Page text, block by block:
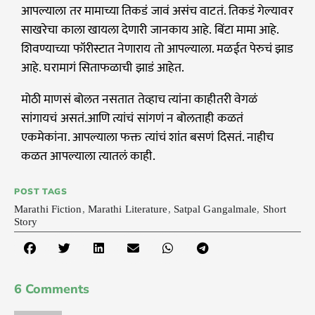
आपल्याला तर मामाच्या तिकडं जावं असंच वाटतं. तिकडं गेल्यावर
साखरेचा काला खायला देणारी जानकाय आहे. बिंटा मामा आहे.
शिवण्याच्या फॉरीस्टात नेणाराय तो आपल्याला. मळईत पेरुचं झाड
आहे. घरामागं सिताफळाची झाडं आहेत.
मोठी माणसं बोलत नसतात तेव्हाच त्यांना काहीतरी वेगळं
सांगायचं असतं.आणि त्यांचं सांगणं न बोलताही कळतं
एकमेकांना. आपल्याला फक्त त्यांचं शांत बसणं दिसतं. नाहीच
कळत आपल्याला त्यातलं काही.
POST TAGS
Marathi Fiction, Marathi Literature, Satpal Gangalmale, Short
Story
6 Comments